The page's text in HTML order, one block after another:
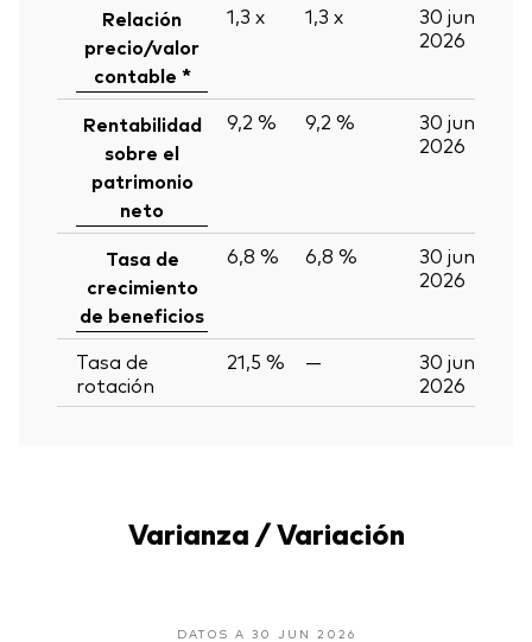
Relación
precio/valor
contable *
1,3 x 1,3 x
30 jun
2026
Rentabilidad
sobre el
patrimonio
neto
9,2 % 9,2 %
30 jun
2026
Tasa de
crecimiento
de beneficios
6,8 % 6,8 %
30 jun
2026
Tasa de
rotación
21,5 % —
30 jun
2026
Varianza / Variación
DATOS A 30 JUN 2026